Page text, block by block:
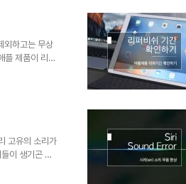
외하고는 무상
플 제품이 리퍼
제품의 뒷면
를 확인했다
고유의 소리가
이 생기곤 했
시리가 무음